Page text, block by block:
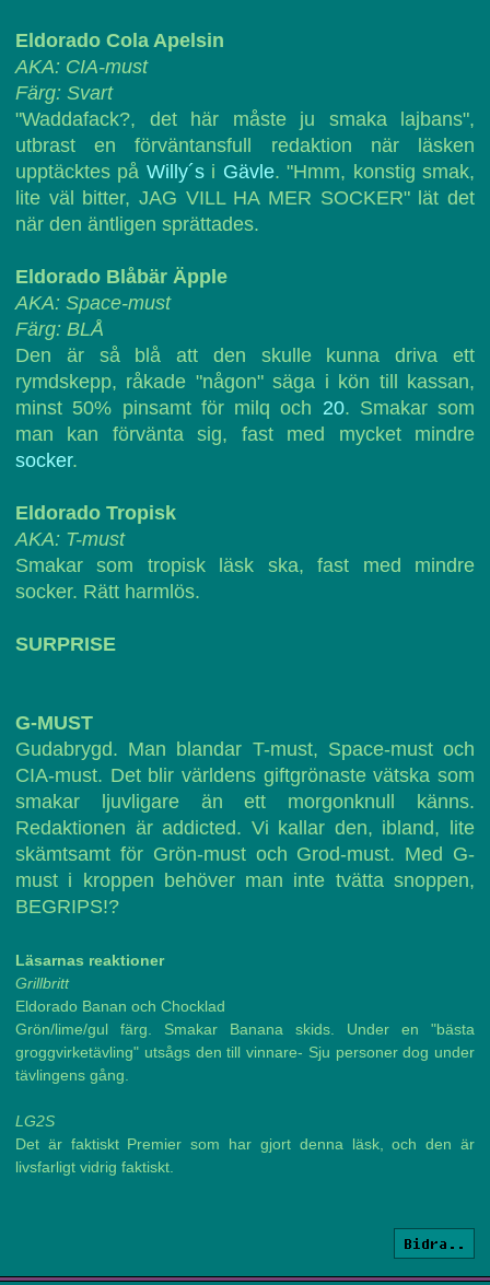
Eldorado Cola Apelsin
AKA: CIA-must
Färg: Svart
"Waddafack?, det här måste ju smaka lajbans",
utbrast en förväntansfull redaktion när läsken
upptäcktes på Willy´si Gävle. "Hmm, konstig smak,
lite väl bitter, JAG VILL HA MER SOCKER" lät det
när den äntligen sprättades.
Eldorado Blåbär Äpple
AKA: Space-must
Färg: BLÅ
Den är så blå att den skulle kunna driva ett
rymdskepp, råkade "någon" säga i kön till kassan,
minst 50% pinsamt för milq och 20. Smakar som
man kan förvänta sig, fast med mycket mindre
socker.
Eldorado Tropisk
AKA: T-must
Smakar som tropisk läsk ska, fast med mindre
socker. Rätt harmlös.
SURPRISE
G-MUST
Gudabrygd. Man blandar T-must, Space-must och
CIA-must. Det blir världens giftgrönaste vätska som
smakar ljuvligare än ett morgonknull känns.
Redaktionen är addicted. Vi kallar den, ibland, lite
skämtsamt för Grön-must och Grod-must. Med G-
must i kroppen behöver man inte tvätta snoppen,
BEGRIPS!?
Läsarnas reaktioner
Grillbritt
Eldorado Banan och Chocklad
Grön/lime/gul färg. Smakar Banana skids. Under en "bästa
groggvirketävling" utsågs den till vinnare- Sju personer dog under
tävlingens gång.
LG2S
Det är faktiskt Premier som har gjort denna läsk, och den är
livsfarligt vidrig faktiskt.
Bidra..